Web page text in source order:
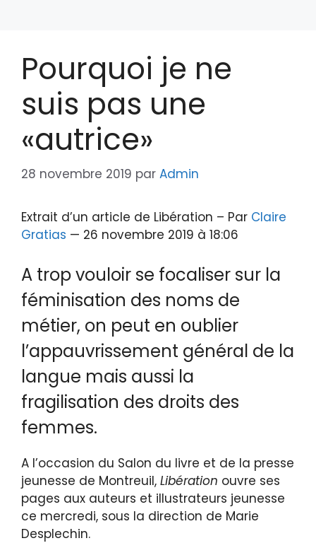
Pourquoi je ne
suis pas une
«autrice»
28 novembre 2019 par Admin
Extrait d’un article de Libération – Par Claire
Gratias — 26 novembre 2019 à 18:06
A trop vouloir se focaliser sur la
féminisation des noms de
métier, on peut en oublier
l’appauvrissement général de la
langue mais aussi la
fragilisation des droits des
femmes.
A l’occasion du Salon du livre et de la presse
jeunesse de Montreuil, Libération ouvre ses
pages aux auteurs et illustrateurs jeunesse
ce mercredi, sous la direction de Marie
Desplechin.